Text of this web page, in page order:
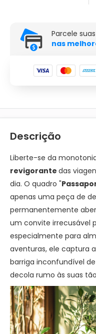
Parcele
nas
Descrição
Liberte-se da
revigorante das
dia. O quadro "
apenas uma peça de
permanentemente
um convite irrecusável
especialmente para
aventuras, ele captura
barriga inconfundível
decola rumo às suas